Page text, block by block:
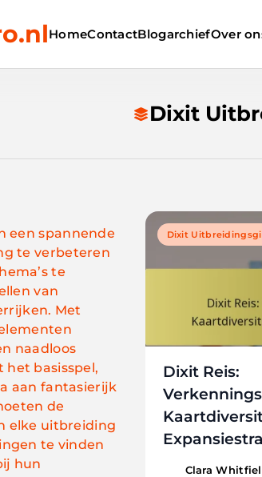
HomeContactBlogarchiefOver
Dixit
een spannende
te verbeteren
te
van
Met
naadloos
basisspel,
aan fantasierijk
de
elke uitbreiding
te vinden
hun
Dixit
Dixit Reis:
Clara